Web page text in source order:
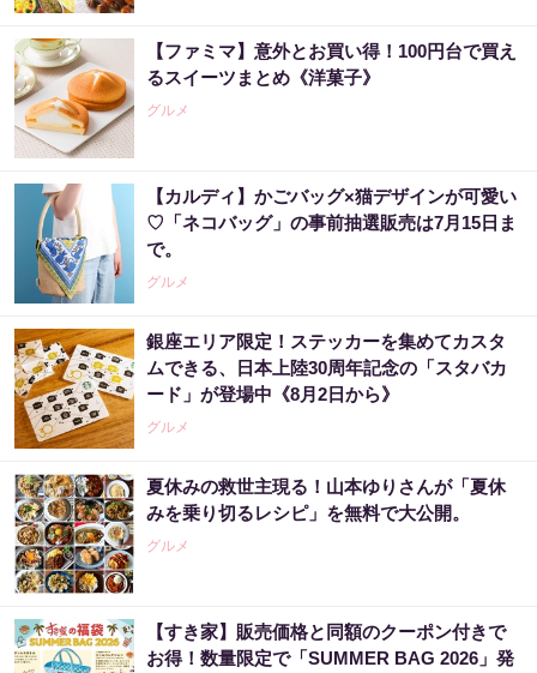
【ファミマ】意外とお買い得！100円台で買え
るスイーツまとめ《洋菓子》
グルメ
【カルディ】かごバッグ×猫デザインが可愛い
♡「ネコバッグ」の事前抽選販売は7月15日ま
で。
グルメ
銀座エリア限定！ステッカーを集めてカスタ
ムできる、日本上陸30周年記念の「スタバカ
ード」が登場中《8月2日から》
グルメ
夏休みの救世主現る！山本ゆりさんが「夏休
みを乗り切るレシピ」を無料で大公開。
グルメ
【すき家】販売価格と同額のクーポン付きで
お得！数量限定で「SUMMER BAG 2026」発